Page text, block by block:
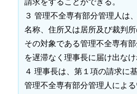
請求をすることができる。
３ 管理不全専有部分管理人は
名称、住所又は居所及び裁判
その対象である管理不全専有
を遅滞なく理事長に届け出なけ
４ 理事長は、第１項の請求に
管理不全専有部分管理人によ